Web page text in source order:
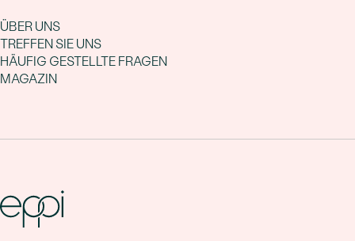
ÜBER UNS
TREFFEN SIE UNS
HÄUFIG GESTELLTE FRAGEN
MAGAZIN